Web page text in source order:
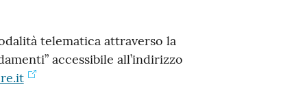
telematica attraverso la
accessibile all’indirizzo